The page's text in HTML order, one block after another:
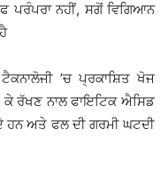
ਪਰੰਪਰਾ ਨਹੀਂ, ਸਗੋਂ ਵਿਗਿਆਨ
’ਚ ਪ੍ਰਕਾਸ਼ਿਤ ਖੋਜ
ਰੱਖਣ ਨਾਲ ਫਾਇਟਿਕ ਐਸਿਡ
ਹਨ ਅਤੇ ਫਲ ਦੀ ਗਰਮੀ ਘਟਦੀ